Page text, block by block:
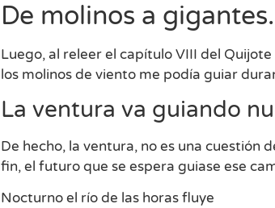
De molinos a
Luego, al releer el capítulo VIII del
los molinos de viento me podía guiar
La ventura va guiando
De hecho, la ventura, no es una cuestión
fin, el futuro que se espera guiase ese
Nocturno el río de las horas fluye